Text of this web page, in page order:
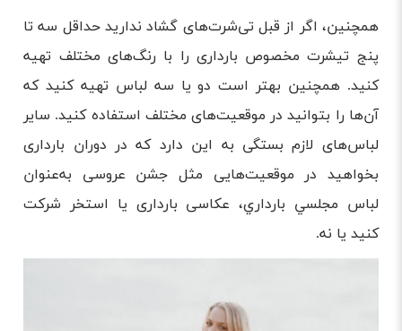
همچنین، اگر از قبل تی‌شرت‌های گشاد ندارید حداقل سه تا
پنج تیشرت مخصوص بارداری را با رنگ‌های مختلف تهیه
کنید. همچنین بهتر است دو یا سه لباس تهیه کنید که
آن‌ها را بتوانید در موقعیت‌های مختلف استفاده کنید. سایر
لباس‌های لازم بستگی به این دارد که در دوران بارداری
بخواهید در موقعیت‌هایی مثل جشن عروسی به‌عنوان
لباس مجلسي بارداري، عکاسی بارداری یا استخر شرکت
کنید یا نه.